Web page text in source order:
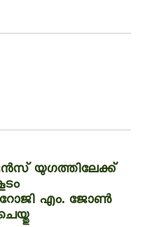
യുഗത്തിലേക്ക്
റോജി എം. ജോൺ